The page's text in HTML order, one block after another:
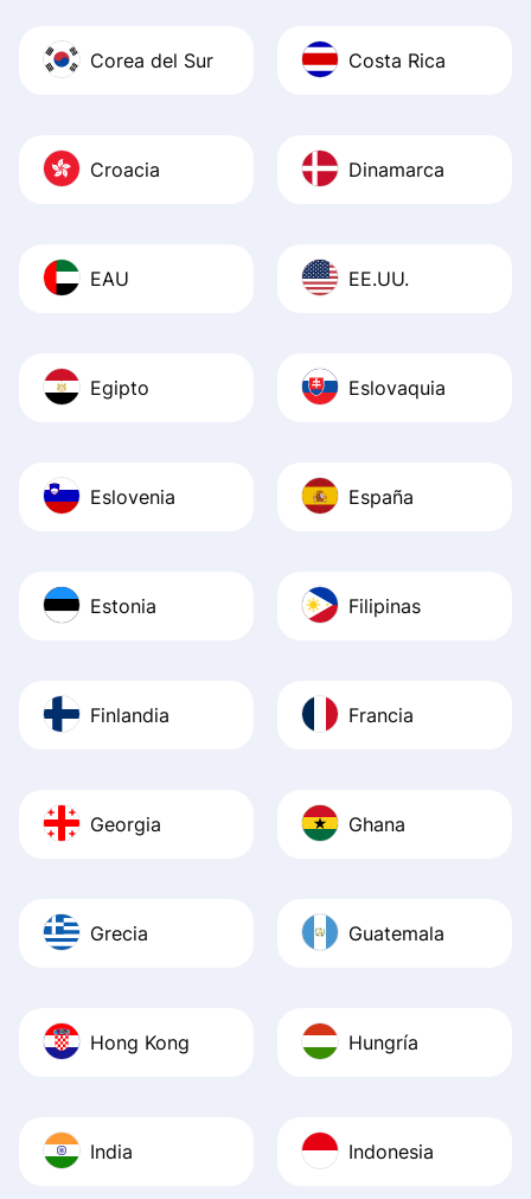
Corea del Sur Costa Rica
Croacia Dinamarca
EAU EE.UU.
Egipto Eslovaquia
Eslovenia España
Estonia Filipinas
Finlandia Francia
Georgia Ghana
Grecia Guatemala
Hong Kong Hungría
India Indonesia